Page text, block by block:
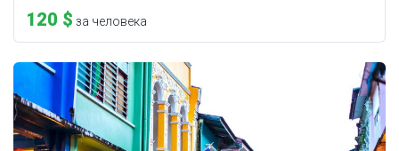
120 $ за человека